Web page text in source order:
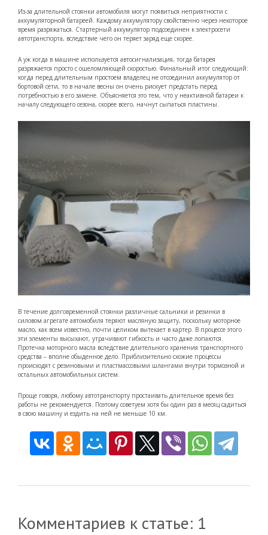
Из-за длительной стоянки автомобиля могут появиться неприятности с
аккумуляторной батареей. Каждому аккумулятору свойственно через некоторое
время разряжаться. Стартерный аккумулятор подсоединен к электросети
автотранспорта, вследствие чего он теряет заряд еще скорее.
А уж когда в машине используется автосигнализация, тогда батарея
разряжается просто с ошеломляющей скоростью. Финальный итог следующий:
когда перед длительным простоем владелец не отсоединил аккумулятор от
бортовой сети, то в начале весны он очень рискует предстать перед
потребностью в его замене. Объясняется это тем, что у неактивной батареи к
началу следующего сезона, скорее всего, начнут сыпаться пластины.
В течение долговременной стоянки различные сальники и резинки в
силовом агрегате автомобиля теряют масляную защиту, поскольку моторное
масло, как всем известно, почти целиком вытекает в картер. В процессе этого
эти элементы высыхают, утрачивают гибкость и часто даже лопаются.
Протечка моторного масла вследствие длительного хранения транспортного
средства – вполне обыденное дело. Приблизительно схожие процессы
происходят с резиновыми и пластмассовыми шлангами внутри тормозной и
остальных автомобильных систем.
Проще говоря, любому автотранспорту простаивать длительное время без
работы не рекомендуется. Поэтому советуем хотя бы один раз в месяц садиться
в свою машину и ездить на ней не меньше 10 км.
Комментариев к статье: 1